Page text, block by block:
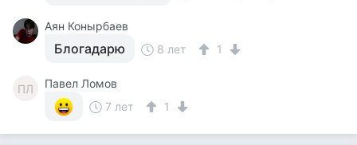
Аян Конырбаев
Блогадарю 8 лет 1
ПЛ
Павел Ломов
7 лет
1